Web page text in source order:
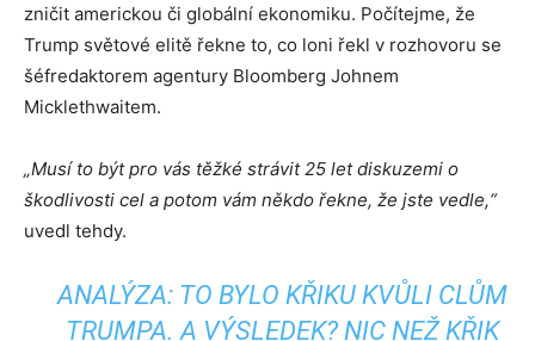
zničit americkou či globální ekonomiku. Počítejme, že
Trump světové elitě řekne to, co loni řekl v rozhovoru se
šéfredaktorem agentury Bloomberg Johnem
Micklethwaitem.
„Musí to být pro vás těžké strávit 25 let diskuzemi o
škodlivosti cel a potom vám někdo řekne, že jste vedle,“
uvedl tehdy.
ANALÝZA: TO BYLO KŘIKU KVŮLI CLŮM
TRUMPA. A VÝSLEDEK? NIC NEŽ KŘIK